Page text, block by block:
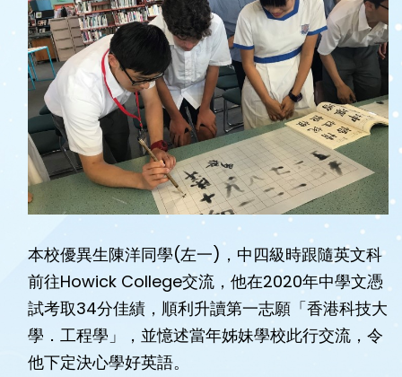
本校優異生陳洋同學(左一)，中四級時跟隨英文科
前往Howick College交流，他在2020年中學文憑
試考取34分佳績，順利升讀第一志願「香港科技大
學．工程學」，並憶述當年姊妹學校此行交流，令
他下定決心學好英語。